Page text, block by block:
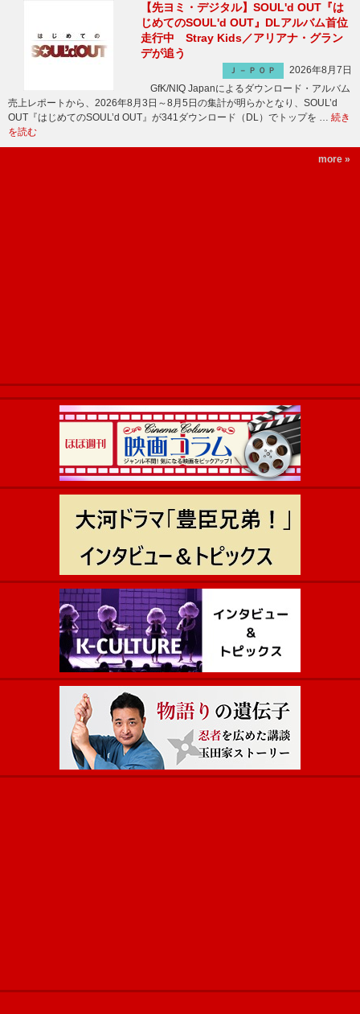
【先ヨミ・デジタル】SOUL'd OUT『は
じめてのSOUL'd OUT』DLアルバム首位
走行中 Stray Kids／アリアナ・グラン
デが追う
Ｊ－ＰＯＰ
2026年8月7日
GfK/NIQ Japanによるダウンロード・アルバム
売上レポートから、2026年8月3日～8月5日の集計が明らかとなり、SOUL’d
OUT『はじめてのSOUL’d OUT』が341ダウンロード（DL）でトップを … 続き
を読む
more »